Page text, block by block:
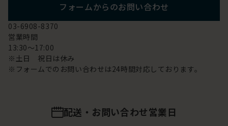
フォームからのお問い合わせ
03-6908-8370
営業時間
13:30～17:00
※土日 祝日は休み
※フォームでのお問い合わせは24時間対応しております。
配送・お問い合わせ営業日